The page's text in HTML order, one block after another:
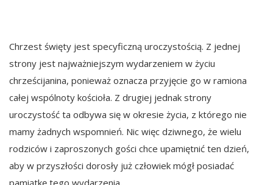
Chrzest święty jest specyficzną uroczystością. Z jednej
strony jest najważniejszym wydarzeniem w życiu
chrześcijanina, ponieważ oznacza przyjęcie go w ramiona
całej wspólnoty kościoła. Z drugiej jednak strony
uroczystość ta odbywa się w okresie życia, z którego nie
mamy żadnych wspomnień. Nic więc dziwnego, że wielu
rodziców i zaproszonych gości chce upamiętnić ten dzień,
aby w przyszłości dorosły już człowiek mógł posiadać
pamiątkę tego wydarzenia.